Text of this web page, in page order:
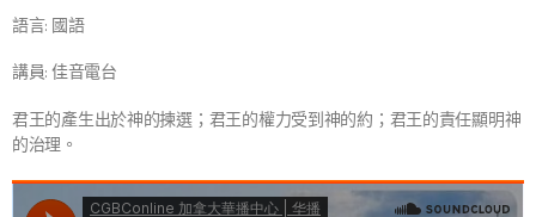
語言: 國語
講員: 佳音電台
君王的產生出於神的揀選；君王的權力受到神的約；君王的責任顯明神
的治理。